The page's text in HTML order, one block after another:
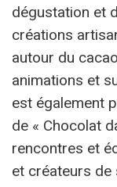
dégustation et
créations
autour du
animations et
est également
de « Chocolat
rencontres et
et créateurs de